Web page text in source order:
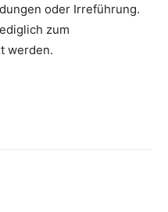
oder Irreführung.
zum
werden.